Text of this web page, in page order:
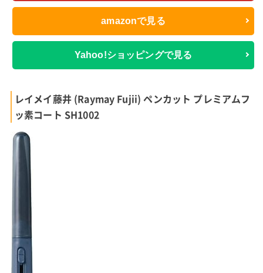
amazonで見る
Yahoo!ショッピングで見る
レイメイ藤井 (Raymay Fujii) ペンカット プレミアムフ
ッ素コート SH1002